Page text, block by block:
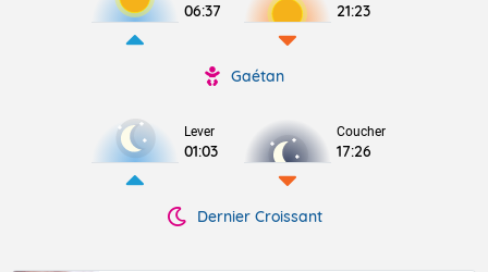
06:37 21:23
Gaétan
Lever
01:03
Coucher
17:26
Dernier Croissant